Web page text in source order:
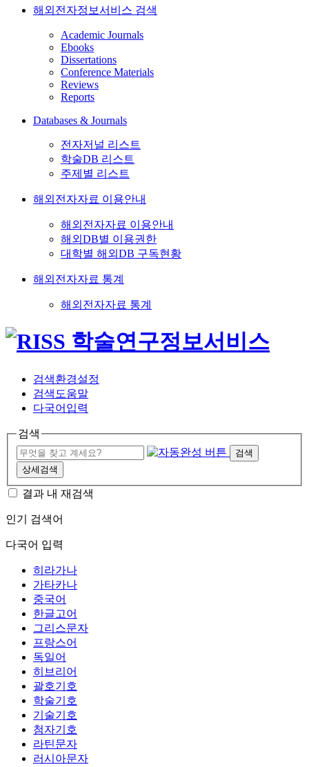
해외전자정보서비스 검색
Academic Journals
Ebooks
Dissertations
Conference Materials
Reviews
Reports
Databases & Journals
전자저널 리스트
학술DB 리스트
주제별 리스트
해외전자자료 이용안내
해외전자자료 이용안내
해외DB별 이용권한
대학별 해외DB 구독현황
해외전자자료 통계
해외전자자료 통계
검색환경설정
검색도움말
다국어입력
검색
검색
상세검색
결과 내 재검색
인기 검색어
다국어 입력
히라가나
가타카나
중국어
한글고어
그리스문자
프랑스어
독일어
히브리어
괄호기호
학술기호
기술기호
첨자기호
라틴문자
러시아문자